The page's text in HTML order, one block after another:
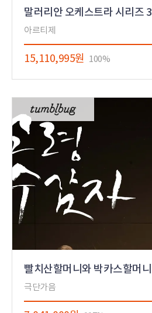
말러리안 오케스트라 시리즈 3
아르티제
15,110,995원 100%
극단가음